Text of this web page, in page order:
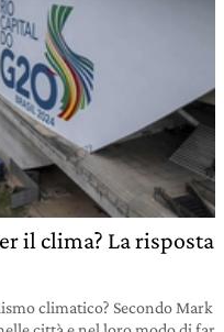
il clima? La risposta
climatico? Secondo Mark